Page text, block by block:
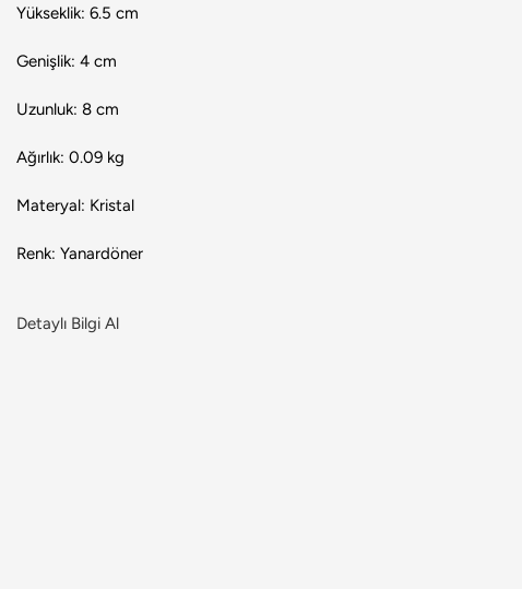
Yükseklik: 6.5 cm
Genişlik: 4 cm
Uzunluk: 8 cm
Ağırlık: 0.09 kg
Materyal: Kristal
Renk: Yanardöner
Detaylı Bilgi Al